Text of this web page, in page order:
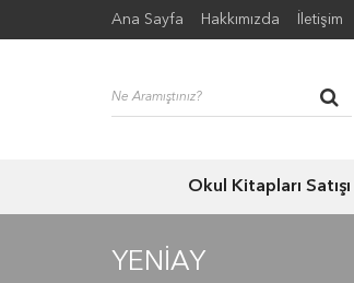
Ana Sayfa Hakkımızda İletişim
Okul Kitapları Satışı
YENIAY